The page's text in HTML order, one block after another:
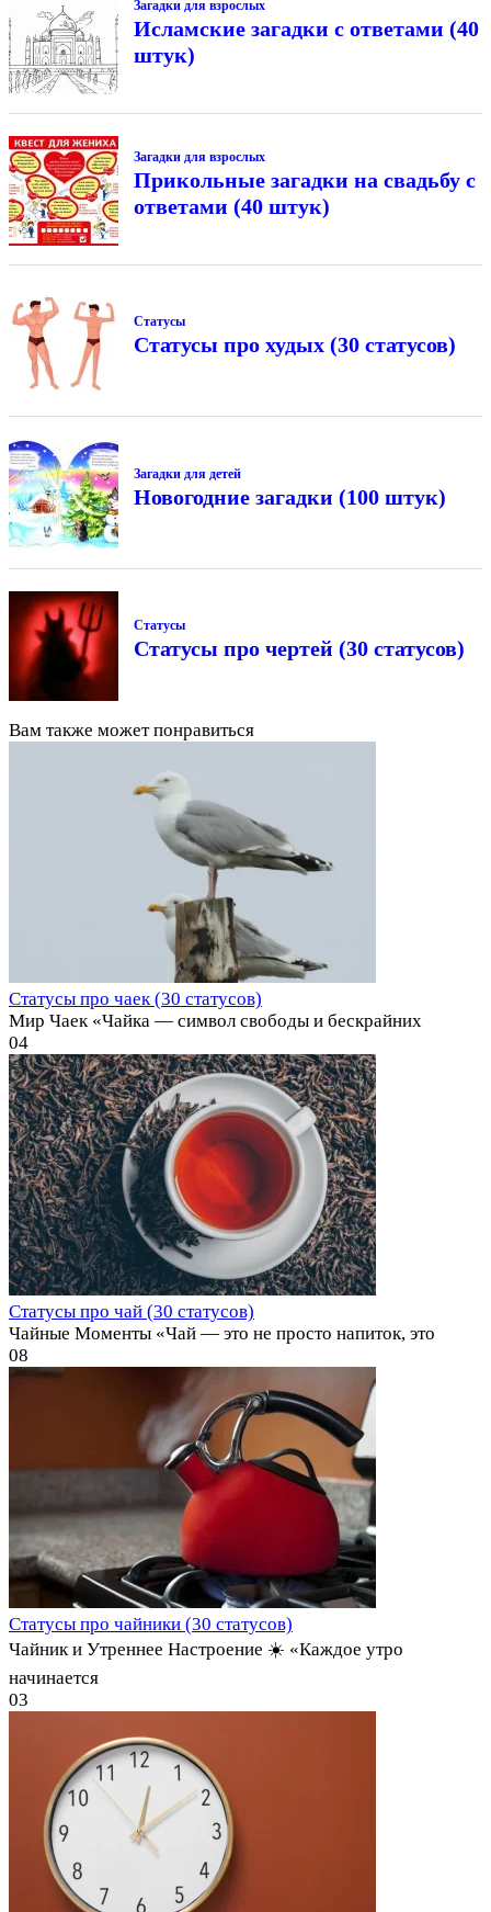
Загадки для взрослых
Исламские загадки с ответами (40
штук)
Загадки для взрослых
Прикольные загадки на свадьбу с
ответами (40 штук)
Статусы
Статусы про худых (30 статусов)
Загадки для детей
Новогодние загадки (100 штук)
Статусы
Статусы про чертей (30 статусов)
Вам также может понравиться
Статусы про чаек (30 статусов)
Мир Чаек «Чайка — символ свободы и бескрайних
04
Статусы про чай (30 статусов)
Чайные Моменты «Чай — это не просто напиток, это
08
Статусы про чайники (30 статусов)
Чайник и Утреннее Настроение ☀️ «Каждое утро
начинается
03